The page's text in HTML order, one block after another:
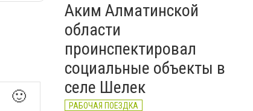
🙂
Аким Алматинской
области
проинспектировал
социальные объекты в
селе Шелек
РАБОЧАЯ ПОЕЗДКА